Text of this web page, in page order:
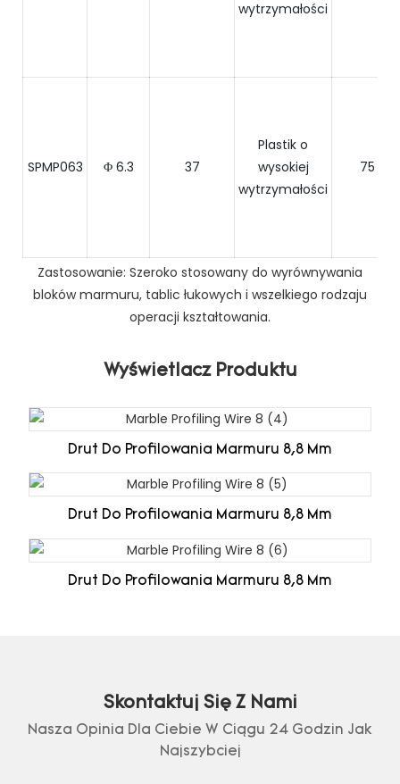
wytrzymałości
SPMP063 Φ 6.3 37
Plastik o
wysokiej
wytrzymałości
75
Zastosowanie: Szeroko stosowany do wyrównywania
bloków marmuru, tablic łukowych i wszelkiego rodzaju
operacji kształtowania.
Wyświetlacz Produktu
Drut Do Profilowania Marmuru 8,8 Mm
Drut Do Profilowania Marmuru 8,8 Mm
Drut Do Profilowania Marmuru 8,8 Mm
Skontaktuj Się Z Nami
Nasza Opinia Dla Ciebie W Ciągu 24 Godzin Jak
Najszybciej